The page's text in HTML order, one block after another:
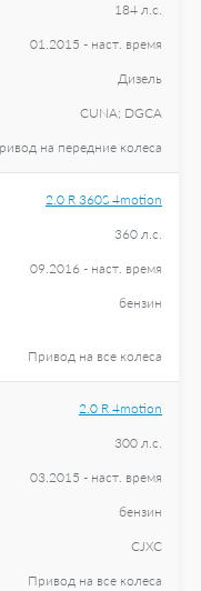
184 л.с.
01.2015 - наст. время
Дизель
CUNA; DGCA
на передние колеса
2.0 R 360S 4motion
360 л.с.
09.2016 - наст. время
бензин
Привод на все колеса
2.0 R 4motion
300 л.с.
03.2015 - наст. время
бензин
CJXC
Привод на все колеса